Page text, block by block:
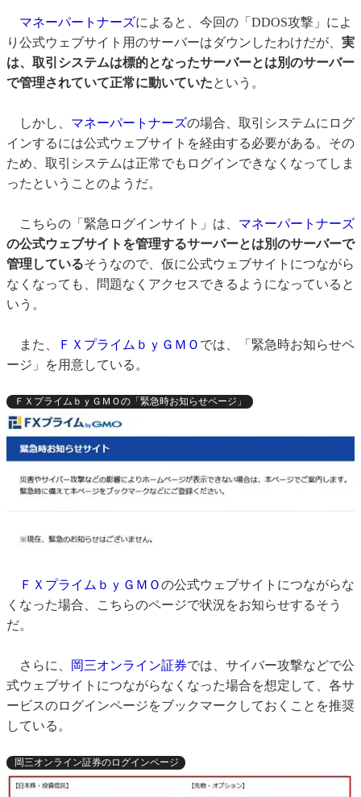
マネーパートナーズによると、今回の「DDOS攻撃」によ
り公式ウェブサイト用のサーバーはダウンしたわけだが、 実
は、取引システムは標的となったサーバーとは別のサーバー
で管理されていて正常に動いていたという。
しかし、 マネーパートナーズの場合、取引システムにログ
インするには公式ウェブサイトを経由する必要がある。その
ため、取引システムは正常でもログインできなくなってしま
ったということのようだ。
こちらの「緊急ログインサイト」は、 マネーパートナーズ
の公式ウェブサイトを管理するサーバーとは別のサーバーで
管理しているそうなので、仮に公式ウェブサイトにつながら
なくなっても、問題なくアクセスできるようになっていると
いう。
また、 ＦＸプライムｂｙＧＭＯ では、「緊急時お知らせペ
ージ」を用意している。
ＦＸプライムｂｙＧＭＯの「緊急時お知らせページ」
ＦＸプライムｂｙＧＭＯの公式ウェブサイトにつながらな
くなった場合、こちらのページで状況をお知らせするそう
だ。
さらに、 岡三オンライン証券では、サイバー攻撃などで公
式ウェブサイトにつながらなくなった場合を想定して、各サ
ービスのログインページをブックマークしておくことを推奨
している。
岡三オンライン証券のログインページ